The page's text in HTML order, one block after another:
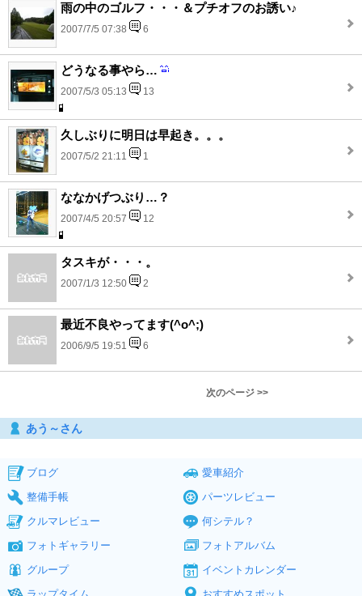
雨の中のゴルフ・・・＆プチオフのお誘い♪
2007/7/5 07:38 6
どうなる事やら…
2007/5/3 05:13 13
久しぶりに明日は早起き。。。
2007/5/2 21:11 1
ななかげつぶり…？
2007/4/5 20:57 12
タスキが・・・。
2007/1/3 12:50 2
最近不良やってます(^o^;)
2006/9/5 19:51 6
次のページ >>
あう～さん
ブログ
愛車紹介
整備手帳
パーツレビュー
クルマレビュー
何シテル？
フォトギャラリー
フォトアルバム
グループ
イベントカレンダー